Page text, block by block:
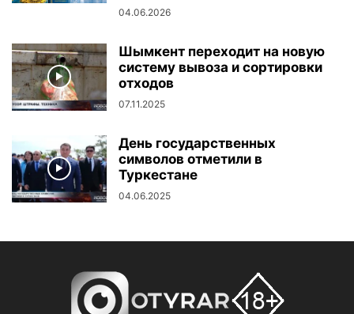
04.06.2026
Шымкент переходит на новую
систему вывоза и сортировки
отходов
07.11.2025
День государственных
символов отметили в
Туркестане
04.06.2025